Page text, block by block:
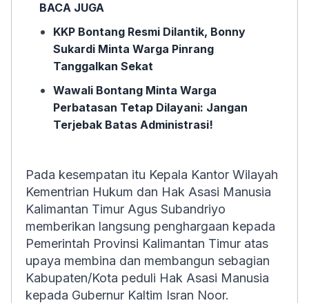
BACA JUGA
KKP Bontang Resmi Dilantik, Bonny
Sukardi Minta Warga Pinrang
Tanggalkan Sekat
Wawali Bontang Minta Warga
Perbatasan Tetap Dilayani: Jangan
Terjebak Batas Administrasi!
Pada kesempatan itu Kepala Kantor Wilayah
Kementrian Hukum dan Hak Asasi Manusia
Kalimantan Timur Agus Subandriyo
memberikan langsung penghargaan kepada
Pemerintah Provinsi Kalimantan Timur atas
upaya membina dan membangun sebagian
Kabupaten/Kota peduli Hak Asasi Manusia
kepada Gubernur Kaltim Isran Noor.